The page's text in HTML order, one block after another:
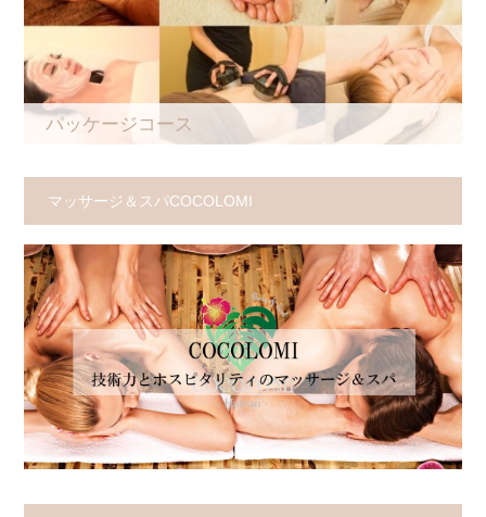
パッケージコース
マッサージ＆スパCOCOLOMI